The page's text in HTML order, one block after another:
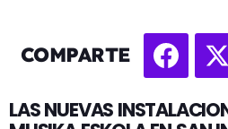
COMPARTE
LAS NUEVAS